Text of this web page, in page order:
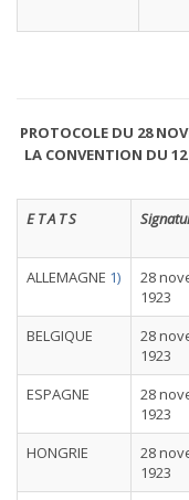
PROTOCOLE DU 28
LA CONVENTION DU 12
E T A T S
ALLEMAGNE 1)
28
1923
BELGIQUE
28
1923
ESPAGNE
28
1923
HONGRIE
28
1923